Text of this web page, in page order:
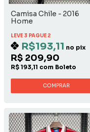
Camisa Chile - 2016
Home
LEVE 3 PAGUE 2
R$193,11 no pix
R$ 209,90
R$ 193,11 com Boleto
COMPRAR